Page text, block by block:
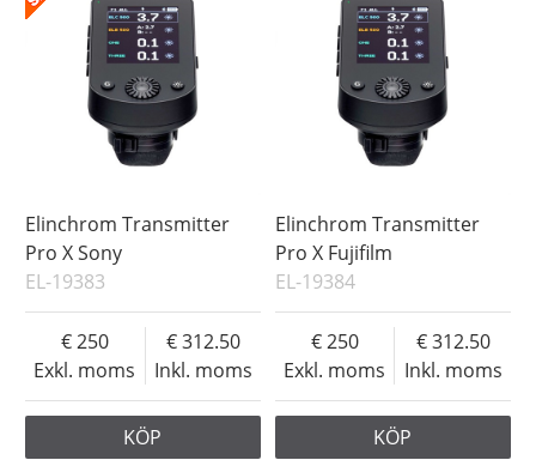
Elinchrom Transmitter
Pro X Sony
EL-19383
Exkl. moms
250
Inkl. moms
312.50
KÖP
Elinchrom Transmitter
Pro X Fujifilm
EL-19384
Exkl. moms
250
Inkl. moms
312.50
KÖP